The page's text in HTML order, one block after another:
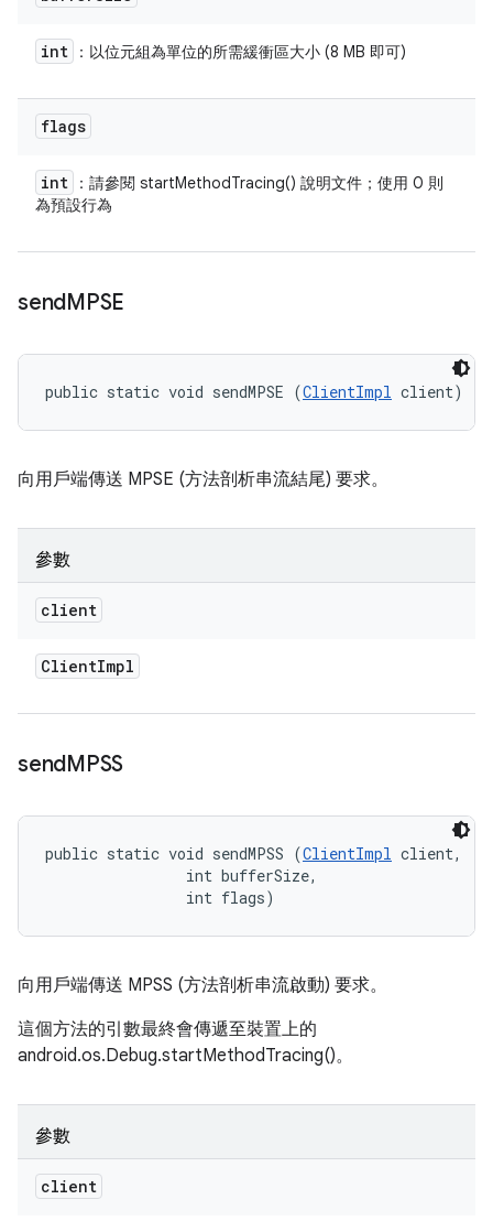
int ：以位元組為單位的所需緩衝區大小 (8 MB 即可)
flags
int
：請參閱 startMethodTracing() 說明文件；使用 0 則
為預設行為
sendMPSE
public static void sendMPSE (ClientImpl client)
向用戶端傳送 MPSE (方法剖析串流結尾) 要求。
參數
client
ClientImpl
sendMPSS
public static void sendMPSS (ClientImpl client,
                int bufferSize,
                int flags)
向用戶端傳送 MPSS (方法剖析串流啟動) 要求。
這個方法的引數最終會傳遞至裝置上的
android.os.Debug.startMethodTracing()。
參數
client